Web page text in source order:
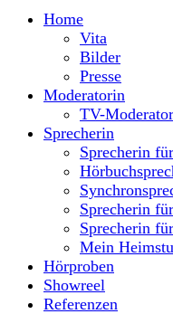
Nina-
Home
Vita
Bilder
Presse
Moderatorin
TV-
Sprecherin
Sprecherin
Sprecherin
Sprecherin
Mein
Hörproben
Showreel
Referenzen